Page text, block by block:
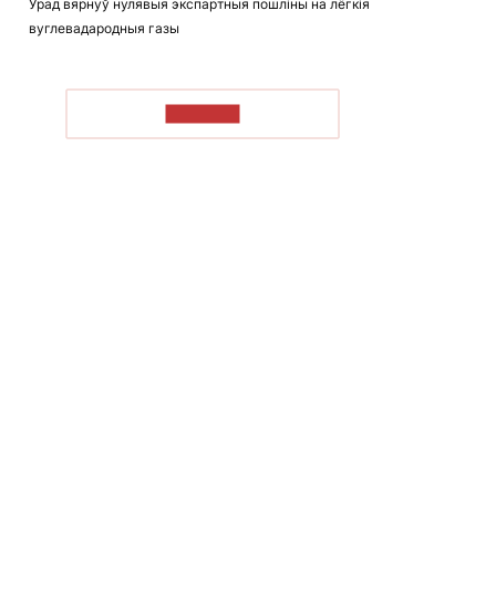
Урад вярнуў нулявыя экспартныя пошліны на лёгкія
вуглевадародныя газы